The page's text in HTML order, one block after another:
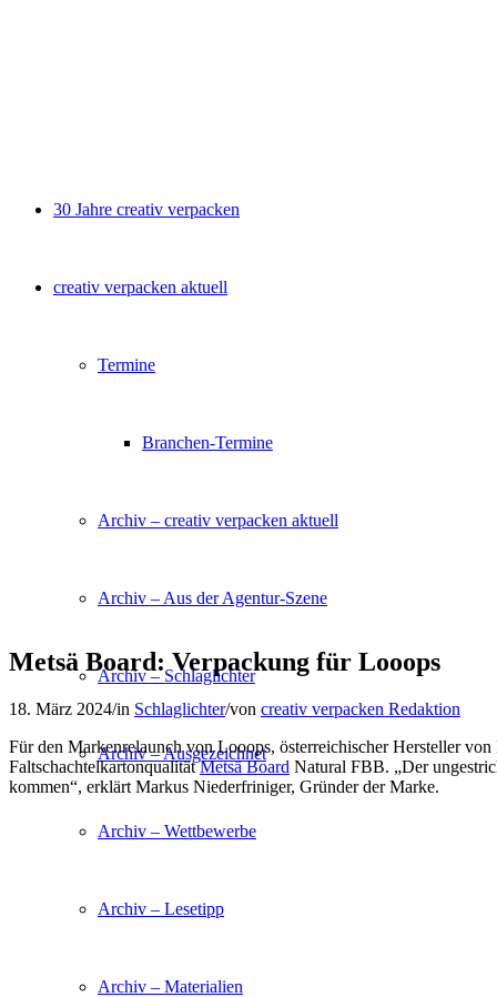
30 Jahre creativ verpacken
creativ verpacken aktuell
Termine
Branchen-Termine
Archiv – creativ verpacken aktuell
Archiv – Aus der Agentur-Szene
Archiv – Schlaglichter
Archiv – Ausgezeichnet
Archiv – Wettbewerbe
Archiv – Lesetipp
Archiv – Materialien
Metsä Board: Verpackung für Looops
18. März 2024/in Schlaglichter/von creativ verpacken Redaktion
Für den Markenrelaunch von Looops, österreichischer Hersteller
FaltschachtelkartonqualitätMetsä Board Natural FBB. „Der
kommen“, erklärt Markus Niederfriniger, Gründer der Marke.